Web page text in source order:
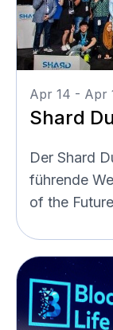
Apr 14 - Apr
Shard
Der Shard
führende
of the